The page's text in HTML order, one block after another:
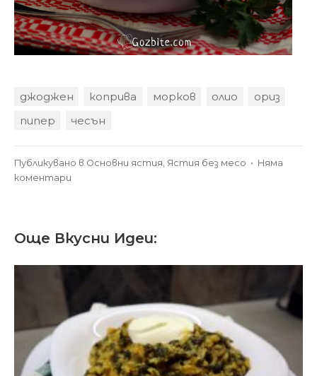
джоджен коприва морков олио
ориз
пипер
чесън
Публикувано в Основни ястия, Ястия без месо • Няма
коментари
–
ястие
Още Вкусни Идеи: